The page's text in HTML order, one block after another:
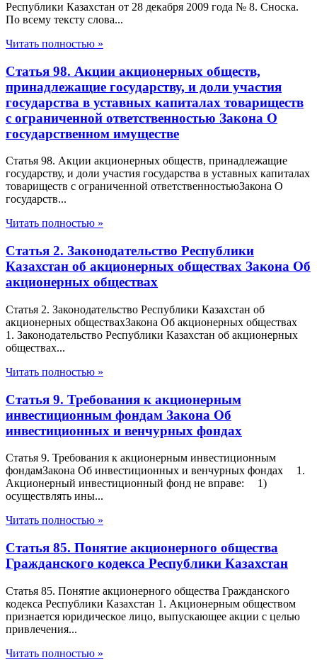
Республики Казахстан от 28 декабря 2009 года № 8. Сноска.
По всему тексту слова...
Читать полностью »
Статья 98. Акции акционерных обществ,
принадлежащие государству, и доли участия
государства в уставных капиталах товариществ
с ограниченной ответственностью Закона О
государственном имуществе
Статья 98. Акции акционерных обществ, принадлежащие
государству, и доли участия государства в уставных капиталах
товариществ с ограниченной ответственностьюЗакона О
государств...
Читать полностью »
Статья 2. Законодательство Республики
Казахстан об акционерных обществах Закона Об
акционерных обществах
Статья 2. Законодательство Республики Казахстан об
акционерных обществахЗакона Об акционерных обществах
1. Законодательство Республики Казахстан об акционерных
обществах...
Читать полностью »
Статья 9. Требования к акционерным
инвестиционным фондам Закона Об
инвестиционных и венчурных фондах
Статья 9. Требования к акционерным инвестиционным
фондамЗакона Об инвестиционных и венчурных фондах 1.
Акционерный инвестиционный фонд не вправе: 1)
осуществлять ины...
Читать полностью »
Статья 85. Понятие акционерного общества
Гражданского кодекса Республики Казахстан
Статья 85. Понятие акционерного общества Гражданского
кодекса Республики Казахстан 1. Акционерным обществом
признается юридическое лицо, выпускающее акции с целью
привлечения...
Читать полностью »